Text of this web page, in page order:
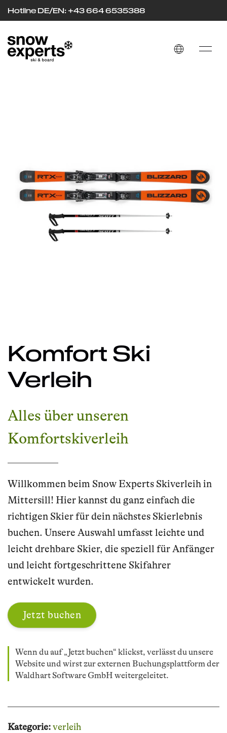
Hotline DE/EN: +43 664 6535388
Komfort Ski
Verleih
Alles über unseren
Komfortskiverleih
Willkommen beim Snow Experts Skiverleih in
Mittersill! Hier kannst du ganz einfach die
richtigen Skier für dein nächstes Skierlebnis
buchen. Unsere Auswahl umfasst leichte und
leicht drehbare Skier, die speziell für Anfänger
und leicht fortgeschrittene Skifahrer
entwickelt wurden.
Jetzt buchen
Wenn du auf „Jetzt buchen“ klickst, verlässt du unsere
Website und wirst zur externen Buchungsplattform der
Waldhart Software GmbH weitergeleitet.
Kategorie:verleih